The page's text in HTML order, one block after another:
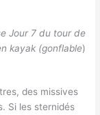
Jour 7 du tour de
kayak (gonflable)
des missives
Si les sternidés